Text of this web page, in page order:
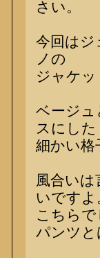
さい。
今回は
ノの
ジャケ
ベージ
スにした
細かい格
風合い
いですよ
こちら
パンツ